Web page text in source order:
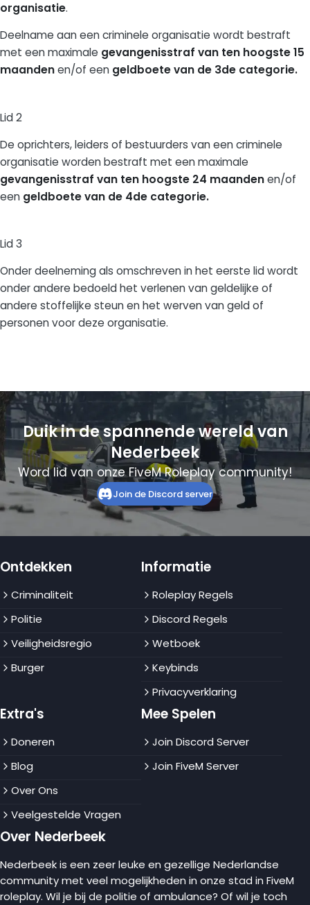
organisatie.
Deelname aan een criminele organisatie wordt bestraft
met een maximale gevangenisstraf van ten hoogste 15
maandenen/of een geldboete van de 3de categorie.
Lid 2
De oprichters, leiders of bestuurders van een criminele
organisatie worden bestraft met een maximale
gevangenisstraf van ten hoogste 24 maandenen/of
een geldboete van de 4de categorie.
Lid 3
Onder deelneming als omschreven in het eerste lid wordt
onder andere bedoeld het verlenen van geldelijke of
andere stoffelijke steun en het werven van geld of
personen voor deze organisatie.
Duik in de spannende wereld van
Nederbeek
Word lid van onze FiveM Roleplay community!
Join de Discord server
Ontdekken
Criminaliteit
Politie
Veiligheidsregio
Burger
Informatie
Roleplay Regels
Discord Regels
Wetboek
Keybinds
Privacyverklaring
Extra's
Doneren
Blog
Over Ons
Veelgestelde Vragen
Mee Spelen
Join Discord Server
Join FiveM Server
Over Nederbeek
Nederbeek is een zeer leuke en gezellige Nederlandse
community met veel mogelijkheden in onze stad in FiveM
roleplay. Wil je bij de politie of ambulance? Of wil je toch